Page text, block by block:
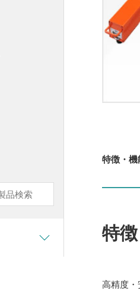
特徴・機
特
高精度・